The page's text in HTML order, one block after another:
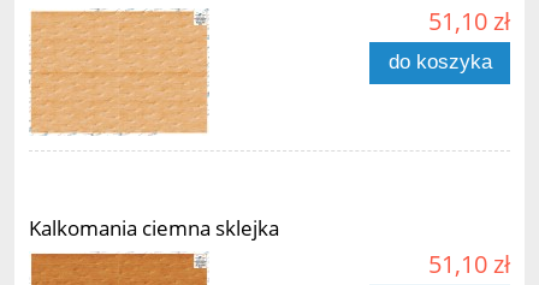
51,10 zł
do koszyka
Kalkomania ciemna sklejka
51,10 zł